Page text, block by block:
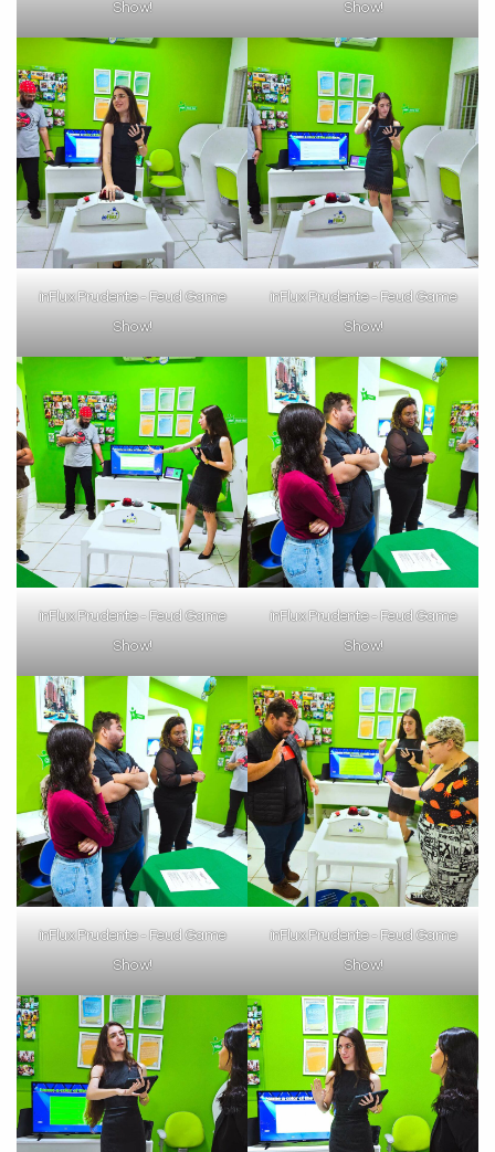
Show! Show!
inFlux Prudente - Feud Game
Show!
inFlux Prudente - Feud Game
Show!
inFlux Prudente - Feud Game
Show!
inFlux Prudente - Feud Game
Show!
inFlux Prudente - Feud Game
Show!
inFlux Prudente - Feud Game
Show!